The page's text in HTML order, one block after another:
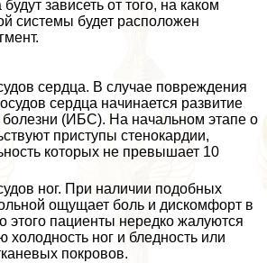
зависеть от того, на каком
системы будет расположен
сердца. В случае повреждения
сердца начинается развитие
(ИБС). На начальном этапе о
приступы стенокардии,
которых не превышает 10
ног. При наличии подобных
ощущает боль и дискомфорт в
этого пациенты нередко жалуются
холодность ног и бледность или
покровов.